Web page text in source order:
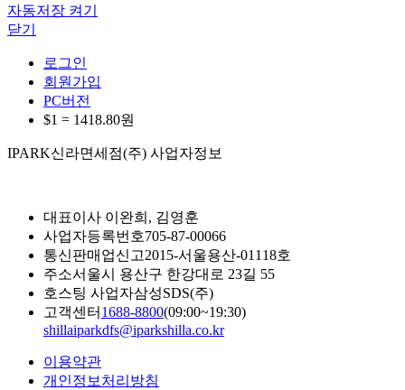
자동저장 켜기
닫기
로그인
회원가입
PC버전
$1 = 1418.80원
IPARK신라면세점(주) 사업자정보
대표이사 이완희, 김영훈
사업자등록번호705-87-00066
통신판매업신고2015-서울용산-01118호
주소서울시 용산구 한강대로 23길 55
호스팅 사업자삼성SDS(주)
고객센터 1688-8800(09:00~19:30)
shillaiparkdfs@iparkshilla.co.kr
이용약관
개인정보처리방침